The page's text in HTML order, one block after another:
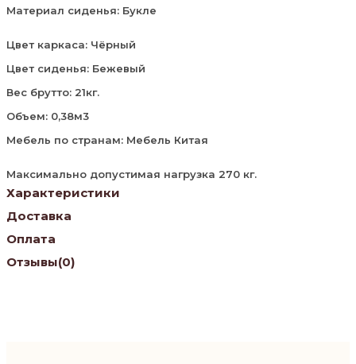
Материал сиденья: Букле
Цвет каркаса: Чёрный
Цвет сиденья: Бежевый
Вес брутто: 21кг.
Объем: 0,38м3
Мебель по странам: Мебель Китая
Максимально допустимая нагрузка 270 кг.
Характеристики
Доставка
Оплата
Отзывы(0)